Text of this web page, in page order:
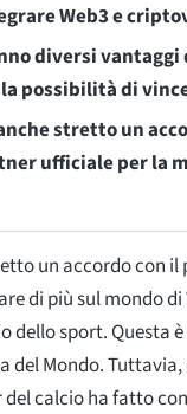
Web3 e
diversi
possibilità di
stretto un
ufficiale per la
un accordo con il
di più sul mondo di
dello sport. Questa
del Mondo.
calcio ha fatto